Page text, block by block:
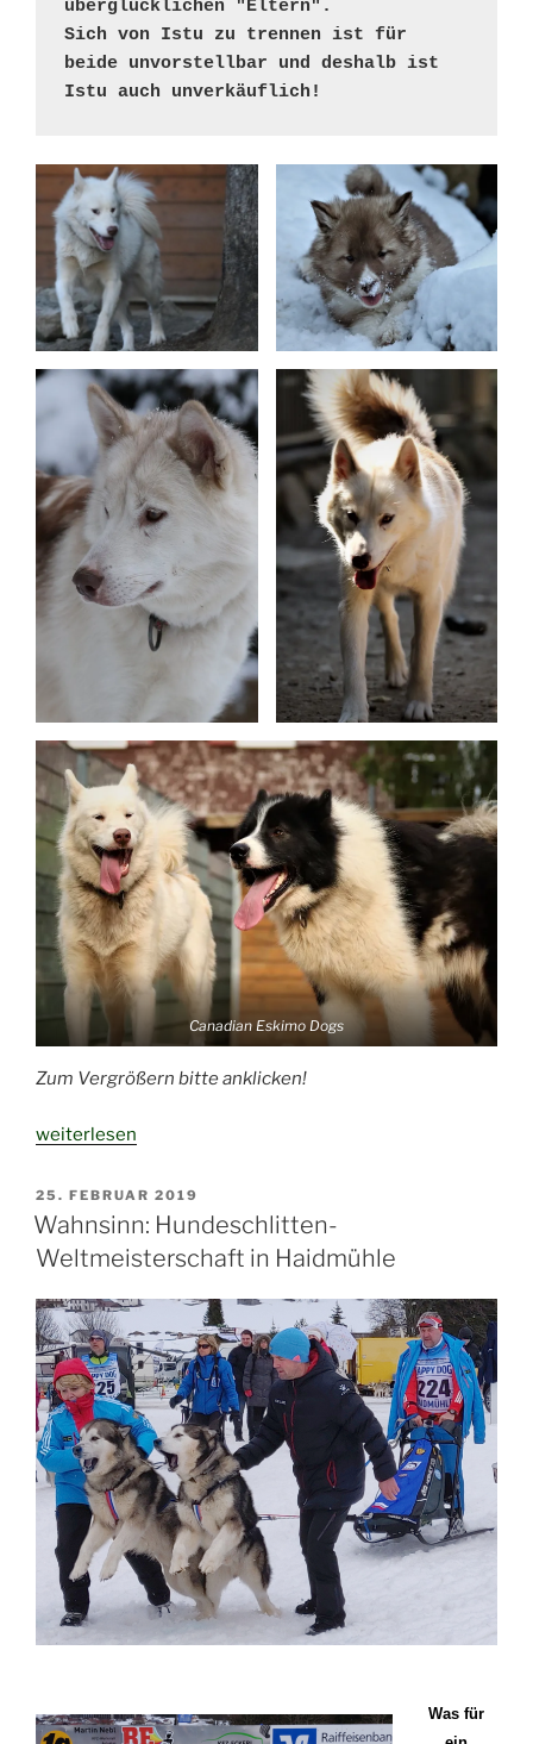
überglücklichen "Eltern".
Sich von Istu zu trennen ist für
beide unvorstellbar und deshalb ist
Istu auch unverkäuflich!
Canadian Eskimo Dogs
Zum Vergrößern bitte anklicken!
„Canadian
Dogs
auf
dem
weiterlesen
VERÖFFENTLICHT
AM
25. FEBRUAR 2019
Wahnsinn: Hundeschlitten-
Weltmeisterschaft in Haidmühle
Was für